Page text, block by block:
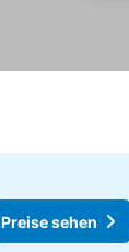
Preise sehen